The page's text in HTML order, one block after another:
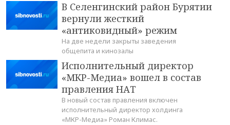
В Селенгинский район Бурятии
вернули жесткий
«антиковидный» режим
На две недели закрыты заведения
общепита и кинозалы
Исполнительный директор
«МКР-Медиа» вошел в состав
правления НАТ
В новый состав правления включен
исполнительный директор холдинга
«МКР-Медиа» Роман Климас.